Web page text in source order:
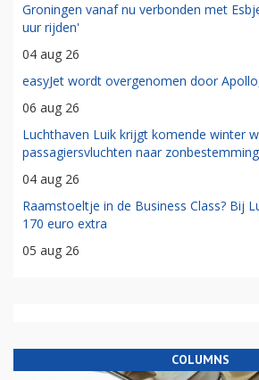
Groningen vanaf nu verbonden met
uur rijden'
04 aug 26
easyJet wordt overgenomen door
06 aug 26
Luchthaven Luik krijgt komende winter
passagiersvluchten naar
04 aug 26
Raamstoeltje in de Business Class? Bij
170 euro extra
05 aug 26
COLUMNS